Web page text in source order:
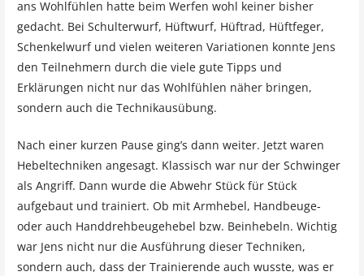
ans Wohlfühlen hatte beim Werfen wohl keiner bisher
gedacht. Bei Schulterwurf, Hüftwurf, Hüftrad, Hüftfeger,
Schenkelwurf und vielen weiteren Variationen konnte Jens
den Teilnehmern durch die viele gute Tipps und
Erklärungen nicht nur das Wohlfühlen näher bringen,
sondern auch die Technikausübung.
Nach einer kurzen Pause ging’s dann weiter. Jetzt waren
Hebeltechniken angesagt. Klassisch war nur der Schwinger
als Angriff. Dann wurde die Abwehr Stück für Stück
aufgebaut und trainiert. Ob mit Armhebel, Handbeuge-
oder auch Handdrehbeugehebel bzw. Beinhebeln. Wichtig
war Jens nicht nur die Ausführung dieser Techniken,
sondern auch, dass der Trainierende auch wusste, was er